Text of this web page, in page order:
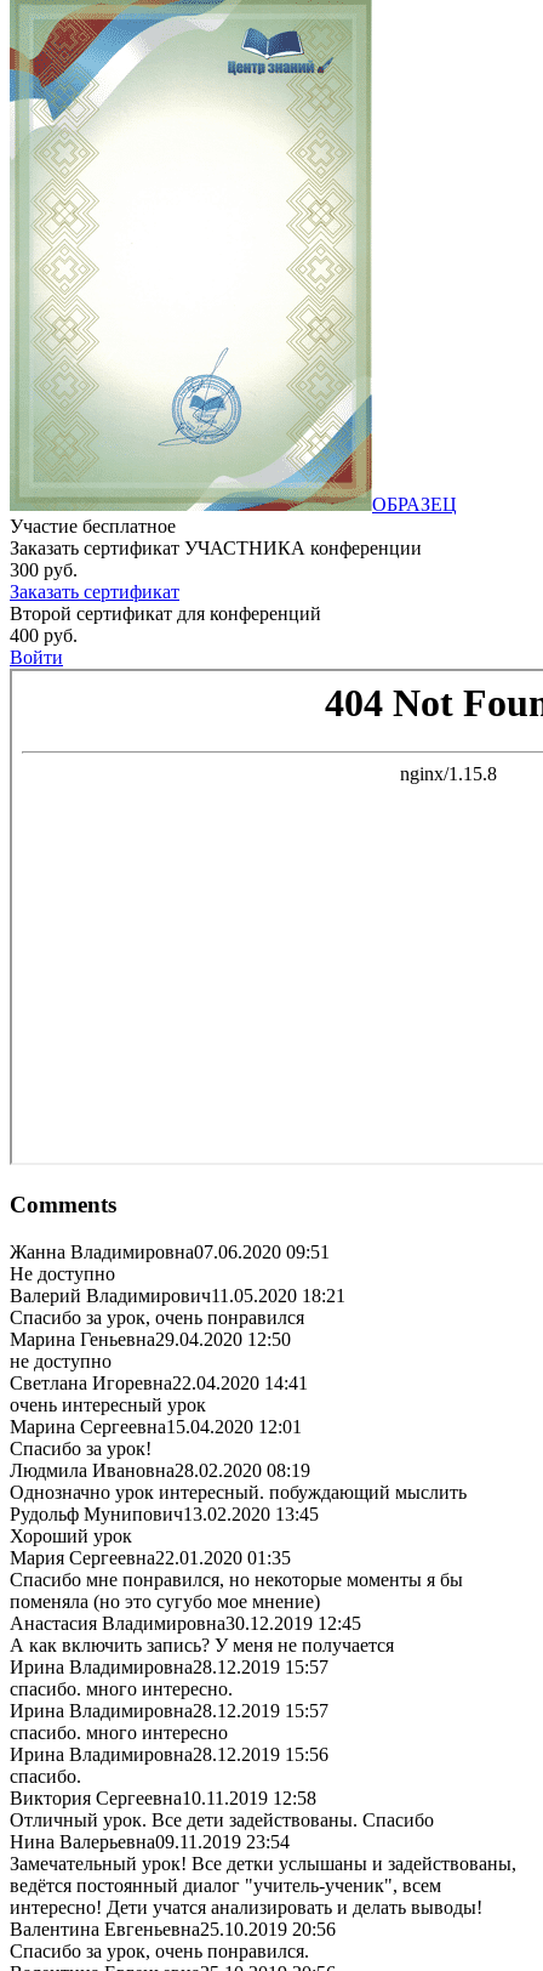
ОБРАЗЕЦ
Участие бесплатное
Заказать сертификат УЧАСТНИКА конференции
300 руб.
Заказать сертификат
Второй сертификат для конференций
400 руб.
Войти
Comments
Жанна Владимировна07.06.2020 09:51
Не доступно
Валерий Владимирович11.05.2020 18:21
Спасибо за урок, очень понравился
Марина Геньевна29.04.2020 12:50
не доступно
Светлана Игоревна22.04.2020 14:41
очень интересный урок
Марина Сергеевна15.04.2020 12:01
Спасибо за урок!
Людмила Ивановна28.02.2020 08:19
Однозначно урок интересный. побуждающий мыслить
Рудольф Мунипович13.02.2020 13:45
Хороший урок
Мария Сергеевна22.01.2020 01:35
Спасибо мне понравился, но некоторые моменты я бы
поменяла (но это сугубо мое мнение)
Анастасия Владимировна30.12.2019 12:45
А как включить запись? У меня не получается
Ирина Владимировна28.12.2019 15:57
спасибо. много интересно.
Ирина Владимировна28.12.2019 15:57
спасибо. много интересно
Ирина Владимировна28.12.2019 15:56
спасибо.
Виктория Сергеевна10.11.2019 12:58
Отличный урок. Все дети задействованы. Спасибо
Нина Валерьевна09.11.2019 23:54
Замечательный урок! Все детки услышаны и задействованы,
ведётся постоянный диалог "учитель-ученик", всем
интересно! Дети учатся анализировать и делать выводы!
Валентина Евгеньевна25.10.2019 20:56
Спасибо за урок, очень понравился.